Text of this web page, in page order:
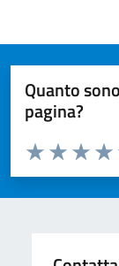
Quanto
pagina?
Valuta da 1 a 5
Valuta
Valuta 2
Valuta 1 stelle